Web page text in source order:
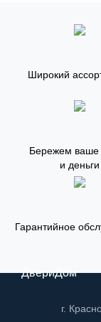
Широкий
Бережем ваше
и деньги
Гарантийное
ДвериДом
г.